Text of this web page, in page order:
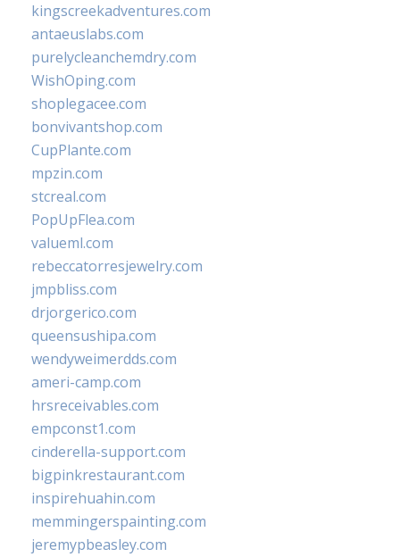
kingscreekadventures.com
antaeuslabs.com
purelycleanchemdry.com
WishOping.com
shoplegacee.com
bonvivantshop.com
CupPlante.com
mpzin.com
stcreal.com
PopUpFlea.com
valueml.com
rebeccatorresjewelry.com
jmpbliss.com
drjorgerico.com
queensushipa.com
wendyweimerdds.com
ameri-camp.com
hrsreceivables.com
empconst1.com
cinderella-support.com
bigpinkrestaurant.com
inspirehuahin.com
memmingerspainting.com
jeremypbeasley.com